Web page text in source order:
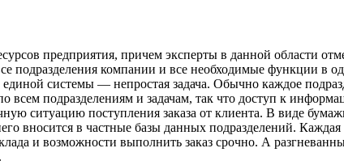
предприятия, причем эксперты в данной области
подразделения компании и все необходимые функции в
единой системы — непростая задача. Обычно каждое
всем подразделениям и задачам, так что доступ к
ситуацию поступления заказа от клиента. В виде
вносится в частные базы данных подразделений.
и возможности выполнить заказ срочно. А